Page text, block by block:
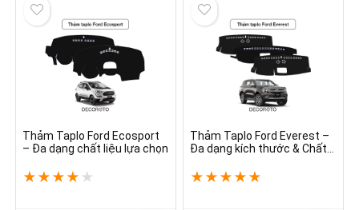
Thảm Taplo Ford Ecosport
– Đa dạng chất liệu lựa chọn
★ ★ ★ ★ ★
Thảm Taplo Ford Everest –
Đa dạng kích thước & Chất
★ ★ ★ ★ ★